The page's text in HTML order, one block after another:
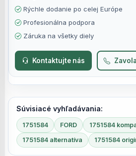
Rýchle dodanie po celej Európe
Profesionálna podpora
Záruka na všetky diely
Kontaktujte nás
Súvisiacé vyhľadávania:
1751584 FORD 1751584
1751584 alternatíva 1751584